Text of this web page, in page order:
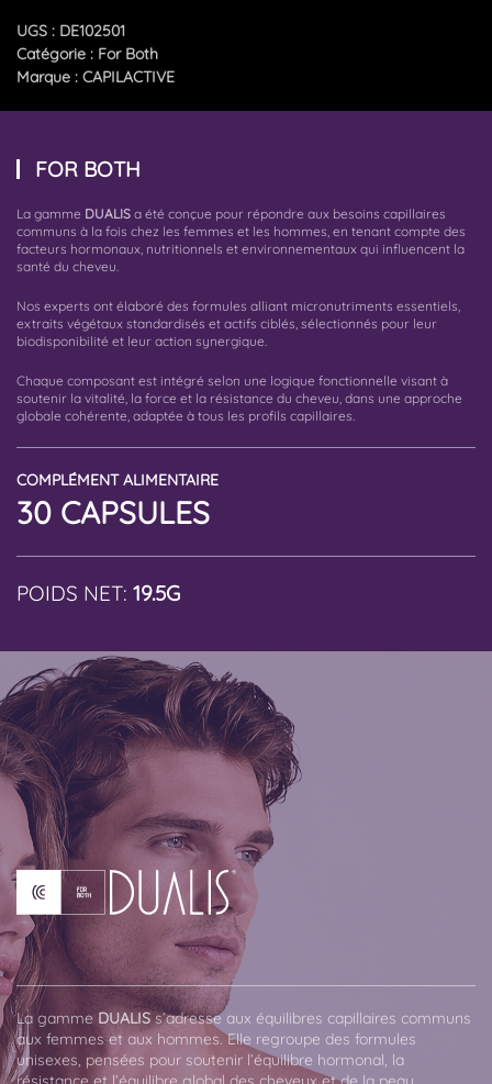
UGS : DE102501
Catégorie : For Both
Marque : CAPILACTIVE
FOR BOTH
La gamme DUALIS a été conçue pour répondre aux besoins capillaires
communs à la fois chez les femmes et les hommes, en tenant compte des
facteurs hormonaux, nutritionnels et environnementaux qui influencent la
santé du cheveu.
Nos experts ont élaboré des formules alliant micronutriments essentiels,
extraits végétaux standardisés et actifs ciblés, sélectionnés pour leur
biodisponibilité et leur action synergique.
Chaque composant est intégré selon une logique fonctionnelle visant à
soutenir la vitalité, la force et la résistance du cheveu, dans une approche
globale cohérente, adaptée à tous les profils capillaires.
COMPLÉMENT ALIMENTAIRE
30 CAPSULES
POIDS NET: 19.5G
La gamme DUALISs’adresse aux équilibres capillaires communs
aux femmes et aux hommes. Elle regroupe des formules
unisexes, pensées pour soutenir l’équilibre hormonal, la